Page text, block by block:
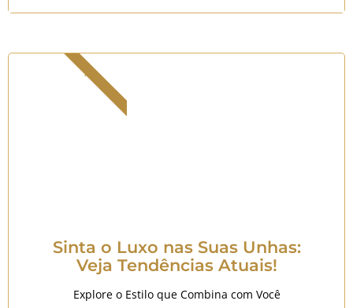
Sinta o Luxo nas Suas Unhas:
Veja Tendências Atuais!
Explore o Estilo que Combina com Você
Imperdível